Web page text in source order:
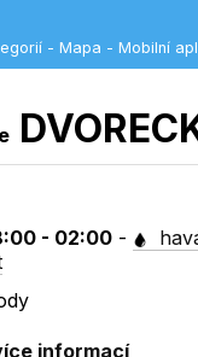
- Mapa - Mobilní
- 02:00 -
informací